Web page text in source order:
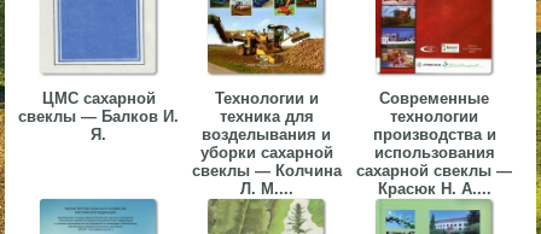
ЦМС сахарной
свеклы — Балков И.
Я.
Технологии и
техника для
возделывания и
уборки сахарной
свеклы — Колчина
Л. М....
Современные
технологии
производства и
использования
сахарной свеклы —
Красюк Н. А....